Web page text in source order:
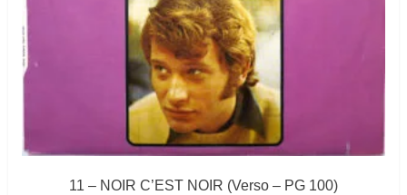
11 – NOIR C’EST NOIR (Verso – PG 100)